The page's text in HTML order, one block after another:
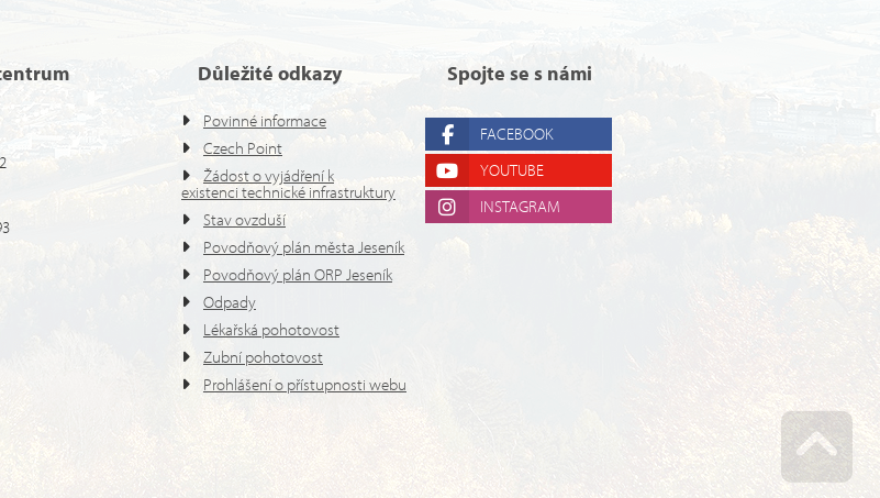
Důležité odkazy
Povinné informace
Czech Point
Žádost o vyjádření k
existenci technické infrastruktury
Stav ovzduší
Povodňový plán města Jeseník
Povodňový plán ORP Jeseník
Odpady
Lékařská pohotovost
Zubní pohotovost
Prohlášení o přístupnosti webu
Spojte se s námi
FACEBOOK
YOUTUBE
INSTAGRAM